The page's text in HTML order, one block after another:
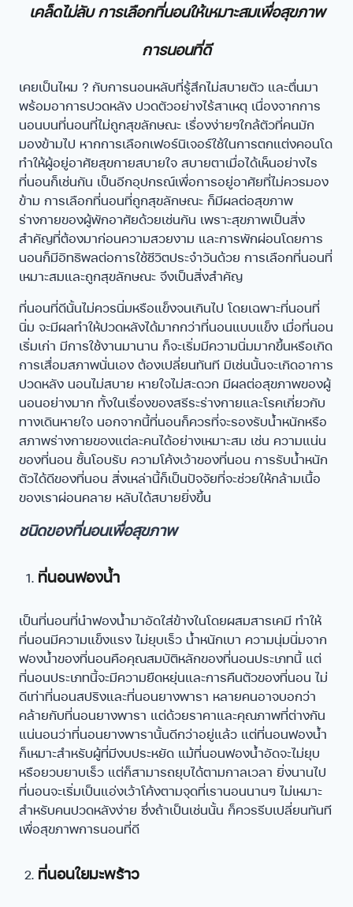
เคล็ดไม่ลับ การเลือกที่นอนให้เหมาะสมเพื่อสุขภาพ
การนอนที่ดี
เคยเป็นไหม ? กับการนอนหลับที่รู้สึกไม่สบายตัว และตื่นมา
พร้อมอาการปวดหลัง ปวดตัวอย่างไร้สาเหตุ เนื่องจากการ
นอนบนที่นอนที่ไม่ถูกสุขลักษณะ เรื่องง่ายๆใกล้ตัวที่คนมัก
มองข้ามไป หากการเลือกเฟอร์นิเจอร์ใช้ในการตกแต่งคอนโด
ทำให้ผู้อยู่อาศัยสุขกายสบายใจ สบายตาเมื่อได้เห็นอย่างไร
ที่นอนก็เช่นกัน เป็นอีกอุปกรณ์เพื่อการอยู่อาศัยที่ไม่ควรมอง
ข้าม การเลือกที่นอนที่ถูกสุขลักษณะ ก็มีผลต่อสุขภาพ
ร่างกายของผู้พักอาศัยด้วยเช่นกัน เพราะสุขภาพเป็นสิ่ง
สำคัญที่ต้องมาก่อนความสวยงาม และการพักผ่อนโดยการ
นอนก็มีอิทธิพลต่อการใช้ชีวิตประจำวันด้วย การเลือกที่นอนที่
เหมาะสมและถูกสุขลักษณะ จึงเป็นสิ่งสำคัญ
ที่นอนที่ดีนั้นไม่ควรนิ่มหรือแข็งจนเกินไป โดยเฉพาะที่นอนที่
นิ่ม จะมีผลทำให้ปวดหลังได้มากกว่าที่นอนแบบแข็ง เมื่อที่นอน
เริ่มเก่า มีการใช้งานมานาน ก็จะเริ่มมีความนิ่มมากขึ้นหรือเกิด
การเสื่อมสภาพนั่นเอง ต้องเปลี่ยนทันที มิเช่นนั้นจะเกิดอาการ
ปวดหลัง นอนไม่สบาย หายใจไม่สะดวก มีผลต่อสุขภาพของผู้
นอนอย่างมาก ทั้งในเรื่องของสรีระร่างกายและโรคเกี่ยวกับ
ทางเดินหายใจ นอกจากนี้ที่นอนก็ควรที่จะรองรับน้ำหนักหรือ
สภาพร่างกายของแต่ละคนได้อย่างเหมาะสม เช่น ความแน่น
ของที่นอน ชั้นโอบรับ ความโค้งเว้าของที่นอน การรับน้ำหนัก
ตัวได้ดีของที่นอน สิ่งเหล่านี้ก็เป็นปัจจัยที่จะช่วยให้กล้ามเนื้อ
ของเราผ่อนคลาย หลับได้สบายยิ่งขึ้น
ชนิดของที่นอนเพื่อสุขภาพ
ที่นอนฟองน้ำ
เป็นที่นอนที่นำฟองน้ำมาอัดใส่ข้างในโดยผสมสารเคมี ทำให้
ที่นอนมีความแข็งแรง ไม่ยุบเร็ว น้ำหนักเบา ความนุ่มนิ่มจาก
ฟองน้ำของที่นอนคือคุณสมบัติหลักของที่นอนประเภทนี้ แต่
ที่นอนประเภทนี้จะมีความยืดหยุ่นและการคืนตัวของที่นอน ไม่
ดีเท่าที่นอนสปริงและที่นอนยางพารา หลายคนอาจบอกว่า
คล้ายกับที่นอนยางพารา แต่ด้วยราคาและคุณภาพที่ต่างกัน
แน่นอนว่าที่นอนยางพารานั้นดีกว่าอยู่แล้ว แต่ที่นอนฟองน้ำ
ก็เหมาะสำหรับผู้ที่มีงบประหยัด แม้ที่นอนฟองน้ำอัดจะไม่ยุบ
หรือยวบยาบเร็ว แต่ก็สามารถยุบได้ตามกาลเวลา ยิ่งนานไป
ที่นอนจะเริ่มเป็นแอ่งเว้าโค้งตามจุดที่เรานอนนานๆ ไม่เหมาะ
สำหรับคนปวดหลังง่าย ซึ่งถ้าเป็นเช่นนั้น ก็ควรรีบเปลี่ยนทันที
เพื่อสุขภาพการนอนที่ดี
ที่นอนใยมะพร้าว